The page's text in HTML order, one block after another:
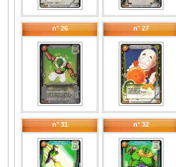
n° 26 n° 27
n° 31 n° 32